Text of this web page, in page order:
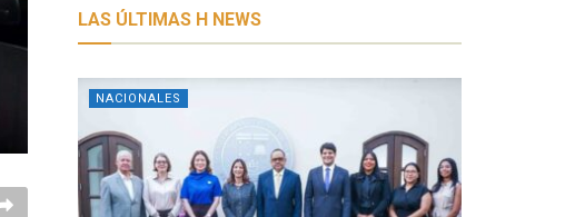
LAS ÚLTIMAS H NEWS
NACIONALES